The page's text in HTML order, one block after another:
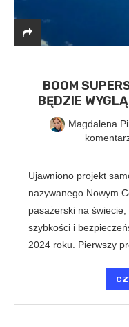
BOOM
BĘDZIE
Magdalena
Ujawniono projekt
nazywanego Nowym
pasażerski na
szybkości i
2024 roku. Pierwszy